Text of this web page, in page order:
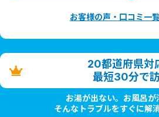
お客様の声・口コミ一
20都道府県対
最短30分で
お湯が出ない。お風呂が
そんなトラブルをすぐに解